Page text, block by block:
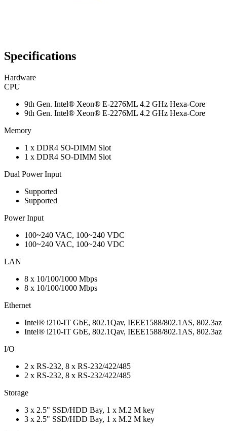
Specifications
Hardware
CPU
9th Gen. Intel® Xeon® E-2276ML 4.2 GHz Hexa-Core
9th Gen. Intel® Xeon® E-2276ML 4.2 GHz Hexa-Core
Memory
1 x DDR4 SO-DIMM Slot
1 x DDR4 SO-DIMM Slot
Dual Power Input
Supported
Supported
Power Input
100~240 VAC, 100~240 VDC
100~240 VAC, 100~240 VDC
LAN
8 x 10/100/1000 Mbps
8 x 10/100/1000 Mbps
Ethernet
Intel® i210-IT GbE, 802.1Qav, IEEE1588/802.1AS, 802.3az
Intel® i210-IT GbE, 802.1Qav, IEEE1588/802.1AS, 802.3az
I/O
2 x RS-232, 8 x RS-232/422/485
2 x RS-232, 8 x RS-232/422/485
Storage
3 x 2.5" SSD/HDD Bay, 1 x M.2 M key
3 x 2.5" SSD/HDD Bay, 1 x M.2 M key